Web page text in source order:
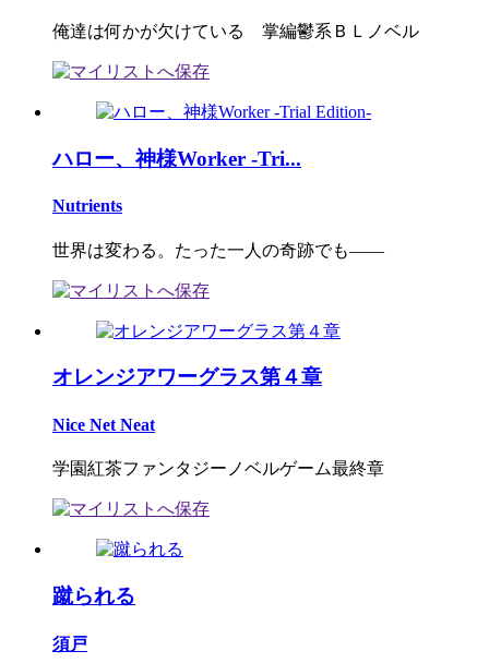
俺達は何かが欠けている 掌編鬱系ＢＬノベル
ハロー、神様Worker -Tri...
Nutrients
世界は変わる。たった一人の奇跡でも――
オレンジアワーグラス第４章
Nice Net Neat
学園紅茶ファンタジーノベルゲーム最終章
蹴られる
須戸